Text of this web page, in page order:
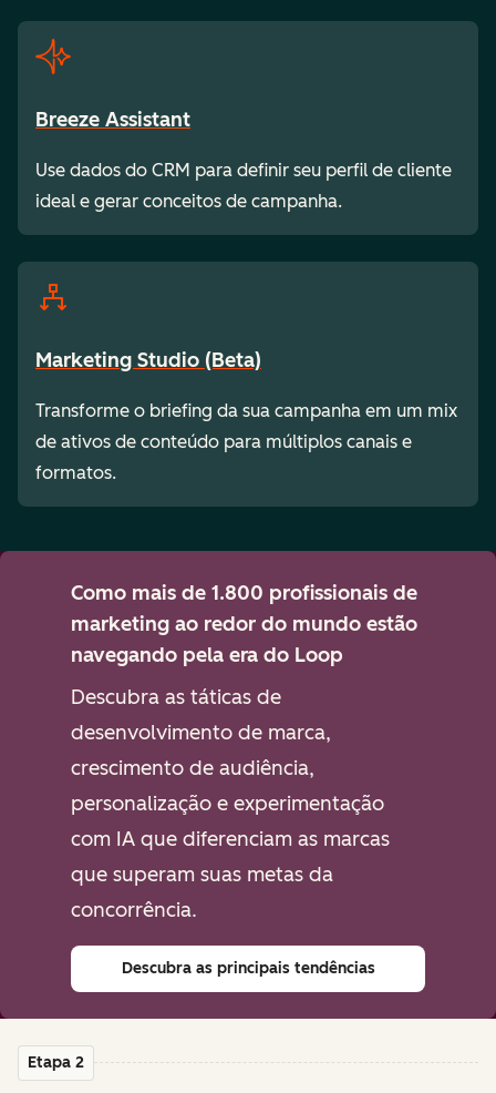
Breeze Assistant
Use dados do CRM para definir seu perfil de cliente
ideal e gerar conceitos de campanha.
Marketing Studio (Beta)
Transforme o briefing da sua campanha em um mix
de ativos de conteúdo para múltiplos canais e
formatos.
Como mais de 1.800 profissionais de
marketing ao redor do mundo estão
navegando pela era do Loop
Descubra as táticas de
desenvolvimento de marca,
crescimento de audiência,
personalização e experimentação
com IA que diferenciam as marcas
que superam suas metas da
concorrência.
Descubra as principais tendências
Etapa 2